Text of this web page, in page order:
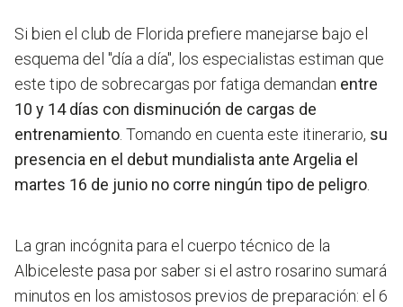
Si bien el club de Florida prefiere manejarse bajo el
esquema del "día a día", los especialistas estiman que
este tipo de sobrecargas por fatiga demandan entre
10 y 14 días con disminución de cargas de
entrenamiento . Tomando en cuenta este itinerario, su
presencia en el debut mundialista ante Argelia el
martes 16 de junio no corre ningún tipo de peligro
La gran incógnita para el cuerpo técnico de la
Albiceleste pasa por saber si el astro rosarino sumará
minutos en los amistosos previos de preparación: el 6